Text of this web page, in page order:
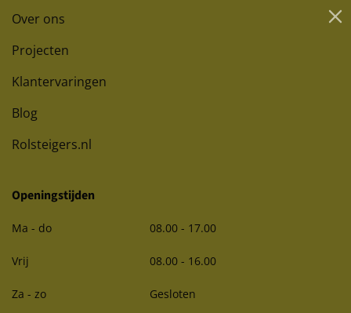
Over ons
Projecten
Klantervaringen
Blog
Rolsteigers.nl
Openingstijden
Ma - do 08.00 - 17.00
Vrij 08.00 - 16.00
Za - zo Gesloten